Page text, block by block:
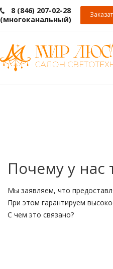
8 (846) 207-02-28
(многоканальный)
Почему у нас
Мы заявляем, что
При этом гарантируем
С чем это связано?